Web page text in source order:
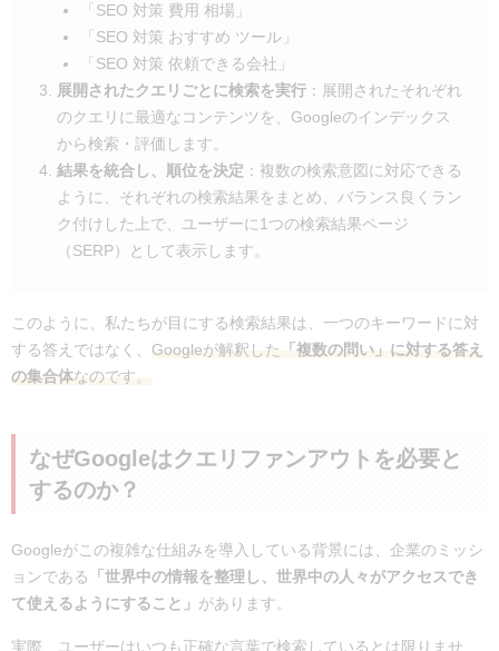
「SEO 対策 費用 相場」
「SEO 対策 おすすめ ツール」
「SEO 対策 依頼できる会社」
展開されたクエリごとに検索を実行：展開されたそれぞれ
のクエリに最適なコンテンツを、Googleのインデックス
から検索・評価します。
結果を統合し、順位を決定 ：複数の検索意図に対応できる
ように、それぞれの検索結果をまとめ、バランス良くラン
ク付けした上で、ユーザーに1つの検索結果ページ
（SERP）として表示します。
このように、私たちが目にする検索結果は、一つのキーワードに対
する答えではなく、 Googleが解釈した
「複数の問い」に対する答え
の集合体なのです。
なぜGoogleはクエリファンアウトを必要と
するのか？
Googleがこの複雑な仕組みを導入している背景には、企業のミッシ
ョンである
「世界中の情報を整理し、世界中の人々がアクセスでき
て使えるようにすること」 があります。
実際、ユーザーはいつも正確な言葉で検索しているとは限りませ